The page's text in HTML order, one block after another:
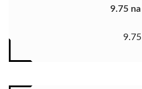
9.75
9.75